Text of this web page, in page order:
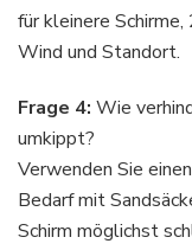
für kleinere
Wind und Standort.
Frage 4: Wie
umkippt?
Verwenden Sie
Bedarf mit
Schirm möglichst